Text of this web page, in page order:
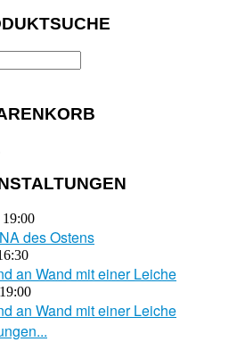
19:00
des Ostens
an Wand mit einer Leiche
19:00
an Wand mit einer Leiche